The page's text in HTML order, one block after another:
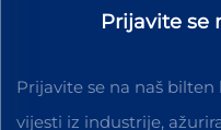
Prijavite se
Prijavite se na naš
vijesti iz industrije,